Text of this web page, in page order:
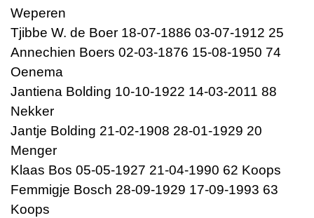
Weperen
Tjibbe W. de Boer 18-07-1886 03-07-1912 25
Annechien Boers 02-03-1876 15-08-1950 74
Oenema
Jantiena Bolding 10-10-1922 14-03-2011 88
Nekker
Jantje Bolding 21-02-1908 28-01-1929 20
Menger
Klaas Bos 05-05-1927 21-04-1990 62 Koops
Femmigje Bosch 28-09-1929 17-09-1993 63
Koops